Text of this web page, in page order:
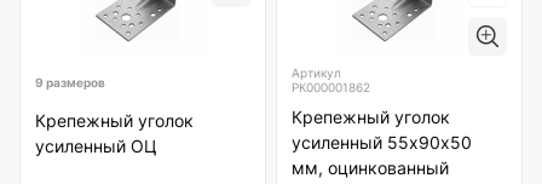
9 размеров
Крепежный уголок
усиленный ОЦ
Артикул
РК000001862
Крепежный уголок
усиленный 55х90х50
мм, оцинкованный